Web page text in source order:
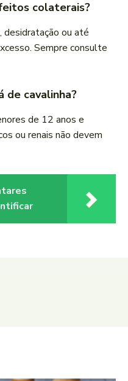
colaterais?
desidratação ou até
Sempre consulte
de cavalinha?
de 12 anos e
ou renais não devem